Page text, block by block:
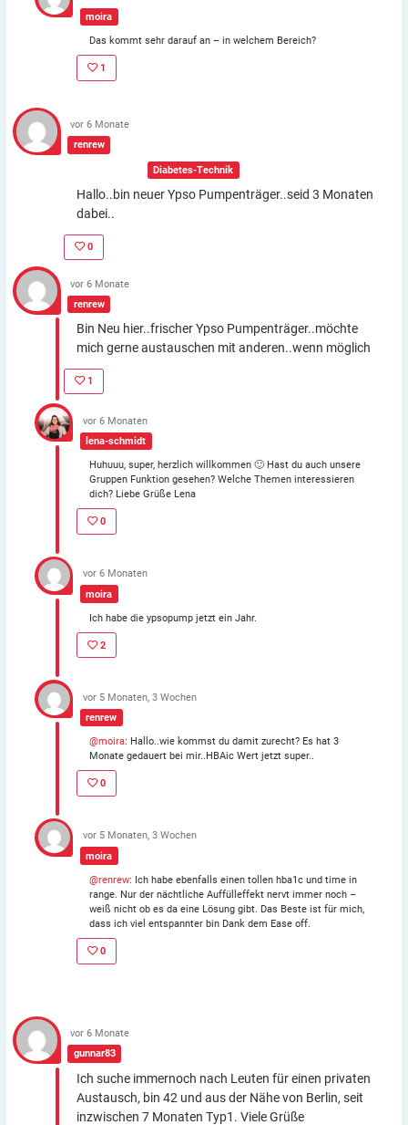
moira
Das kommt sehr darauf an – in welchem Bereich?
1
renrew
Diabetes-Technik
vor 6 Monate
Hallo..bin neuer Ypso Pumpenträger..seid 3 Monaten
dabei..
0
renrew
vor 6 Monate
Bin Neu hier..frischer Ypso Pumpenträger..möchte
mich gerne austauschen mit anderen..wenn möglich
1
lena-schmidt
vor 6 Monaten
Huhuuu, super, herzlich willkommen 🙂 Hast du auch unsere
Gruppen Funktion gesehen? Welche Themen interessieren
dich? Liebe Grüße Lena
0
moira
vor 6 Monaten
Ich habe die ypsopump jetzt ein Jahr.
2
renrew
vor 5 Monaten, 3 Wochen
@moira: Hallo..wie kommst du damit zurecht? Es hat 3
Monate gedauert bei mir..HBAic Wert jetzt super..
0
moira
vor 5 Monaten, 3 Wochen
@renrew: Ich habe ebenfalls einen tollen hba1c und time in
range. Nur der nächtliche Auffülleffekt nervt immer noch –
weiß nicht ob es da eine Lösung gibt. Das Beste ist für mich,
dass ich viel entspannter bin Dank dem Ease off.
0
gunnar83
vor 6 Monate
Ich suche immernoch nach Leuten für einen privaten
Austausch, bin 42 und aus der Nähe von Berlin, seit
inzwischen 7 Monaten Typ1. Viele Grüße